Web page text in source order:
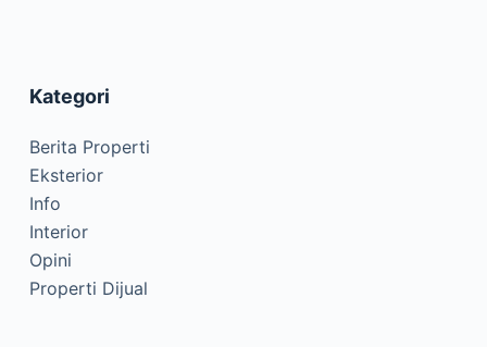
Kategori
Berita Properti
Eksterior
Info
Interior
Opini
Properti Dijual